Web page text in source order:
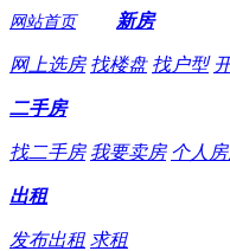
网站首页 新房
网上选房 找楼盘 找户型
二手房
找二手房 我要卖房 个人
出租
发布出租 求租